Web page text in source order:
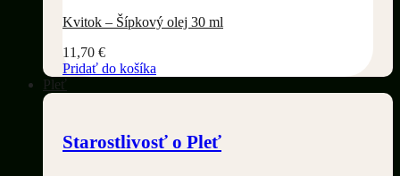
Kvitok – Šípkový olej 30 ml
11,70 €
Pridať do košíka
Pleť
Starostlivosť o Pleť